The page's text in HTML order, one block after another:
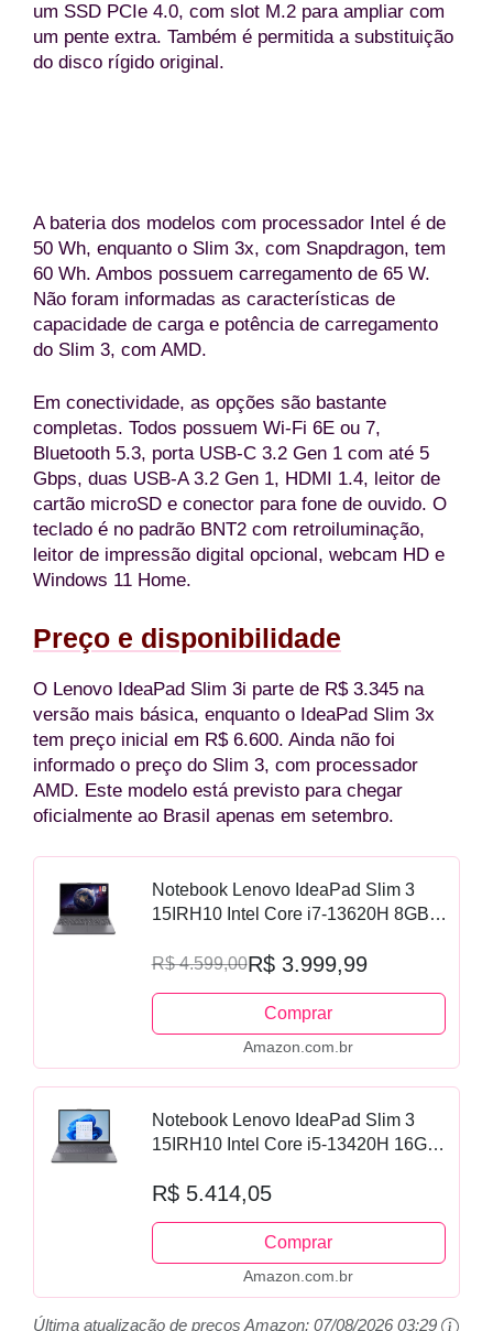
um SSD PCIe 4.0, com slot M.2 para ampliar com
um pente extra. Também é permitida a substituição
do disco rígido original.
A bateria dos modelos com processador Intel é de
50 Wh, enquanto o Slim 3x, com Snapdragon, tem
60 Wh. Ambos possuem carregamento de 65 W.
Não foram informadas as características de
capacidade de carga e potência de carregamento
do Slim 3, com AMD.
Em conectividade, as opções são bastante
completas. Todos possuem Wi-Fi 6E ou 7,
Bluetooth 5.3, porta USB-C 3.2 Gen 1 com até 5
Gbps, duas USB-A 3.2 Gen 1, HDMI 1.4, leitor de
cartão microSD e conector para fone de ouvido. O
teclado é no padrão BNT2 com retroiluminação,
leitor de impressão digital opcional, webcam HD e
Windows 11 Home.
Preço e disponibilidade
O Lenovo IdeaPad Slim 3i parte de R$ 3.345 na
versão mais básica, enquanto o IdeaPad Slim 3x
tem preço inicial em R$ 6.600. Ainda não foi
informado o preço do Slim 3, com processador
AMD. Este modelo está previsto para chegar
oficialmente ao Brasil apenas em setembro.
Notebook Lenovo IdeaPad Slim 3
15IRH10 Intel Core i7-13620H 8GB
83NS0004BR Luna Grey
R$ 4.599,00R$ 3.999,99
Comprar
Amazon.com.br
Notebook Lenovo IdeaPad Slim 3
15IRH10 Intel Core i5-13420H 16GB
83NS0001BR Luna Grey
R$ 5.414,05
Comprar
Amazon.com.br
Última atualização de preços Amazon: 07/08/2026 03:29